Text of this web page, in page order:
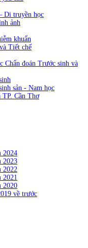
Di truyền học
ảnh
khuẩn
Tiết chế
Chẩn đoán Trước sinh và
sản - Nam học
TP. Cần Thơ
2024
2023
2022
2021
2020
về trước